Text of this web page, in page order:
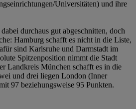
Universitäten) und ihre
durchaus gut abgeschnitten, doch
Hamburg schafft es nicht in die Liste,
sind Karlsruhe und Darmstadt im
Spitzenposition nimmt die Stadt
Landkreis München schafft es in die
und drei liegen London (Inner
97 beziehungsweise 95 Punkten.